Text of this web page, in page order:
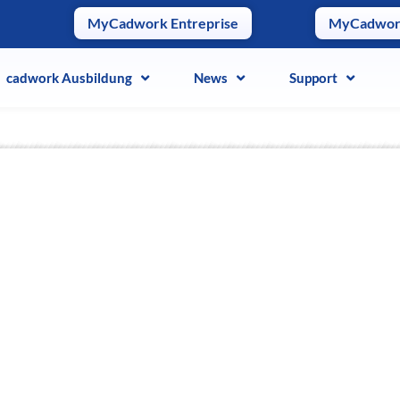
MyCadwork Entreprise
cadwork Ausbildung News Support
cadwork Ausbildung News Support